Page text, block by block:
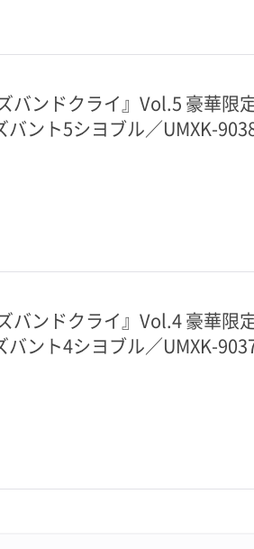
バンドクライ』Vol.5 豪華限
バント5シヨブル／UMXK-
バンドクライ』Vol.4 豪華限
バント4シヨブル／UMXK-